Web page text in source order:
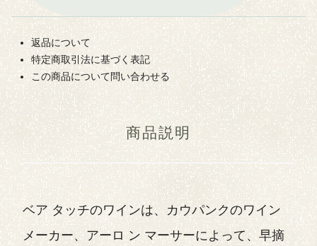
返品について
特定商取引法に基づく表記
この商品について問い合わせる
商品説明
ベア タッチのワインは、カウパンクのワイン
メーカー、アーロ ン マーサーによって、早摘